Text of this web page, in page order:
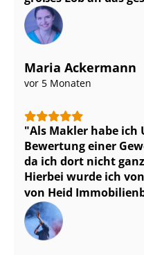
Maria Ackermann
vor 5 Monaten
Als Makler habe
Bewertung einer
da ich dort nicht
Hierbei wurde ich
von Heid